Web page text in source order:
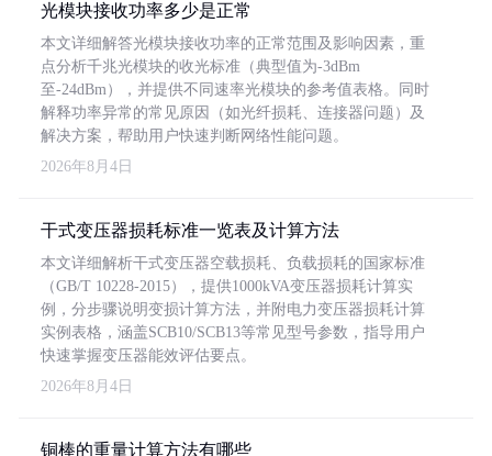
光模块接收功率多少是正常
本文详细解答光模块接收功率的正常范围及影响因素，重
点分析千兆光模块的收光标准（典型值为-3dBm
至-24dBm），并提供不同速率光模块的参考值表格。同时
解释功率异常的常见原因（如光纤损耗、连接器问题）及
解决方案，帮助用户快速判断网络性能问题。
2026年8月4日
干式变压器损耗标准一览表及计算方法
本文详细解析干式变压器空载损耗、负载损耗的国家标准
（GB/T 10228-2015），提供1000kVA变压器损耗计算实
例，分步骤说明变损计算方法，并附电力变压器损耗计算
实例表格，涵盖SCB10/SCB13等常见型号参数，指导用户
快速掌握变压器能效评估要点。
2026年8月4日
铜棒的重量计算方法有哪些